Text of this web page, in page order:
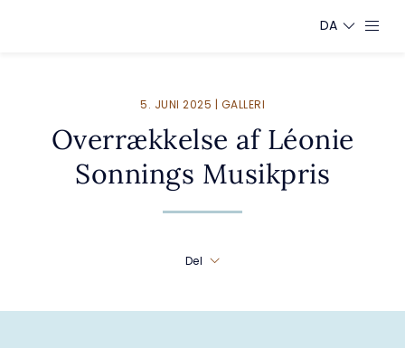
DA
5. JUNI 2025 | GALLERI
Overrækkelse af Léonie
Sonnings Musikpris
Del